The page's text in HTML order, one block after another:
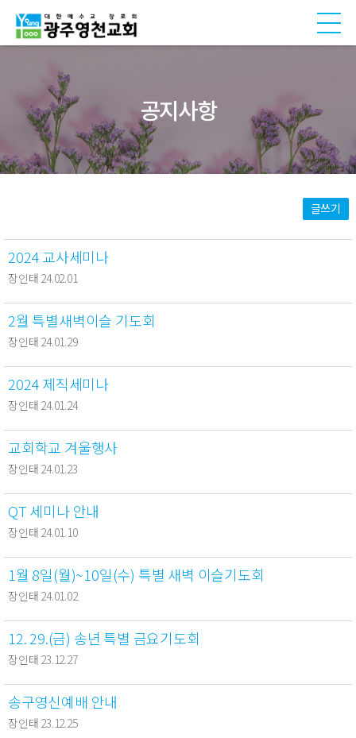
공지사항
글쓰기
2024 교사세미나
장인태 24.02.01
2월 특별새벽이슬 기도회
장인태 24.01.29
2024 제직세미나
장인태 24.01.24
교회학교 겨울행사
장인태 24.01.23
QT 세미나 안내
장인태 24.01.10
1월 8일(월)~10일(수) 특별 새벽 이슬기도회
장인태 24.01.02
12. 29.(금) 송년 특별 금요기도회
장인태 23.12.27
송구영신예배 안내
장인태 23.12.25